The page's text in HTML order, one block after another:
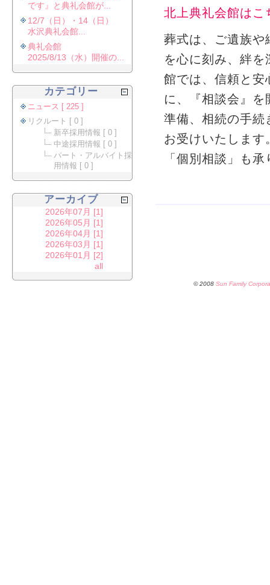
北上典礼会館はこ
葬式は、ご遺族や
を心に刻み、絆
館では、信頼と安
に、『相談会』
準備、相続の手続
お受けいたしま
「個別相談」も承
です』と典礼会館が...
12/7（日）・14（日）
水沢典礼会館...
典礼会館
2025/8/13（水）開催の...
カテゴリー
ニュース [ 225 ]
リクルート [ 0 ]
新卒採用情報 [ 0 ]
中途採用情報 [ 0 ]
パート・アルバイト採
用情報 [ 0 ]
アーカイブ
2026年07月 [1]
2026年05月 [1]
2026年04月 [1]
2026年03月 [1]
2026年01月 [2]
all
© 2008 Sun Family